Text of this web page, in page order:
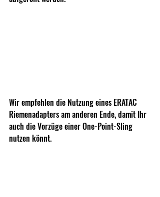
Wir empfehlen die Nutzung eines ERATAC
Riemenadapters am anderen Ende, damit Ihr
auch die Vorzüge einer One-Point-Sling
nutzen könnt.